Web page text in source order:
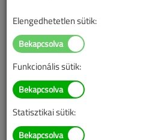
sikeres online elektronikus
aktiválódik. A hozzáférése nem
A rendeléshez kérjük, lépjen be!
Illetve, ha még nem tette meg,
Elengedhetetlen sütik:
Funkcionális sütik:
Statisztikai sütik: